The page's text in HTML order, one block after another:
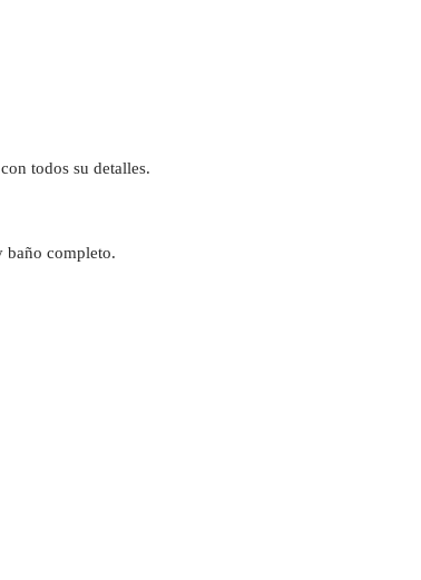
todos su detalles.
baño completo.